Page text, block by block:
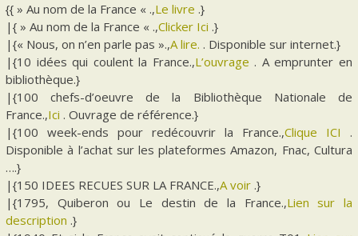
{{ » Au nom de la France « .,Le livre .}
|{ » Au nom de la France « .,Clicker Ici .}
|{« Nous, on n’en parle pas ».,A lire. . Disponible sur internet.}
|{10 idées qui coulent la France.,L’ouvrage . A emprunter en
bibliothèque.}
|{100 chefs-d’oeuvre de la Bibliothèque Nationale de
France.,Ici . Ouvrage de référence.}
|{100 week-ends pour redécouvrir la France.,Clique ICI .
Disponible à l’achat sur les plateformes Amazon, Fnac, Cultura
….}
|{150 IDEES RECUES SUR LA FRANCE.,A voir .}
|{1795, Quiberon ou Le destin de la France.,Lien sur la
description .}